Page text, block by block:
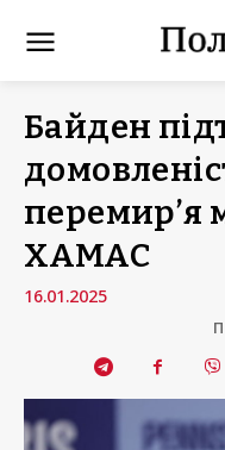
Байден
перемир’я
ХАМАС
16.01.2025